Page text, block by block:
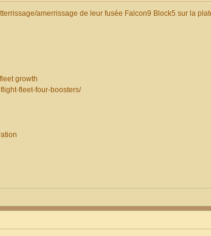
amerrissage de leur fusée Falcon9 Block5 sur la
growth
fleet-four-boosters/